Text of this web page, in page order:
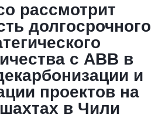
рассмотрит
долгосрочного
с ABB в
и
проектов на
в Чили